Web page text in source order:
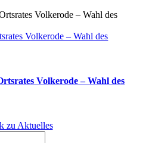
Volkerode – Wahl des
Volkerode – Wahl des
zu Aktuelles